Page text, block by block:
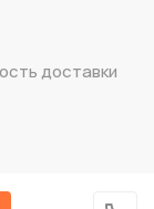
доставки